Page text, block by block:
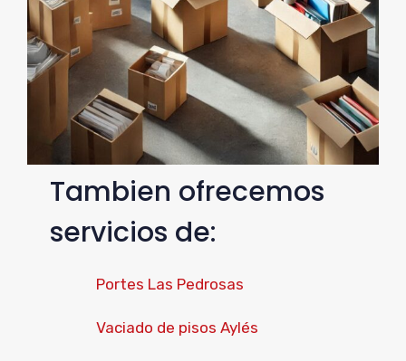
Tambien ofrecemos
servicios de:
Portes Las Pedrosas
Vaciado de pisos Aylés